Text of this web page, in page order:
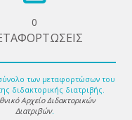
0
των μεταφορτώσων του
διδακτορικής διατριβής.
Αρχείο Διδακτορικών
Διατριβών.